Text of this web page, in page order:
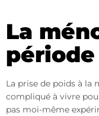
La
La prise de poids à la
compliqué à vivre
pas moi-même